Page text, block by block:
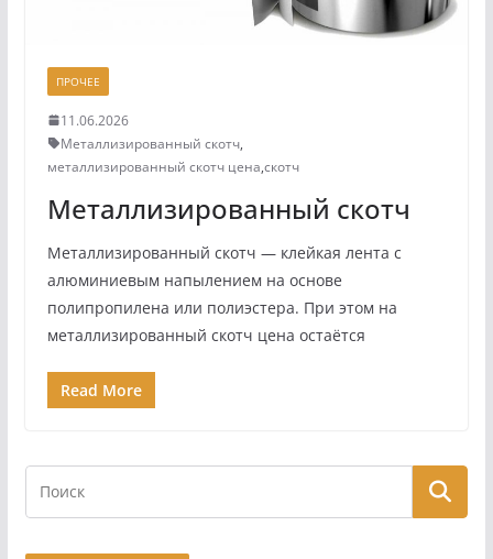
ПРОЧЕЕ
11.06.2026
Металлизированный скотч,
металлизированный скотч цена,скотч
Металлизированный скотч
Металлизированный скотч — клейкая лента с
алюминиевым напылением на основе
полипропилена или полиэстера. При этом на
металлизированный скотч цена остаётся
Read More